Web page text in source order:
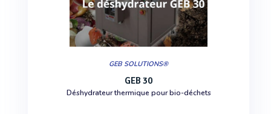
GEB SOLUTIONS®
GEB 30
Déshydrateur thermique pour bio-déchets